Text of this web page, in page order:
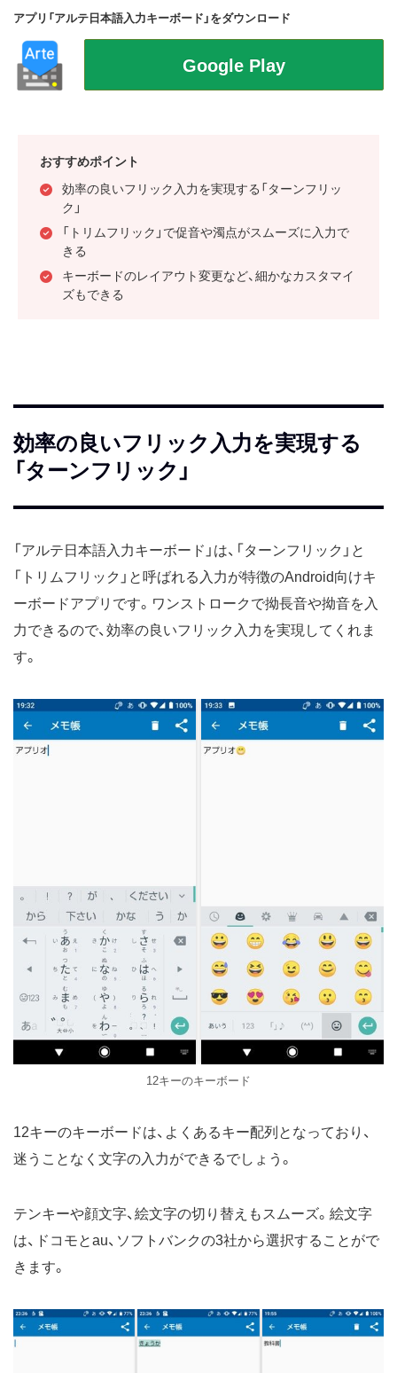
アプリ「アルテ日本語入力キーボード」をダウンロード
おすすめポイント
効率の良いフリック入力を実現する「ターンフリッ
ク」
「トリムフリック」で促音や濁点がスムーズに入力で
きる
キーボードのレイアウト変更など、細かなカスタマイ
ズもできる
効率の良いフリック入力を実現する
「ターンフリック」
「アルテ日本語入力キーボード」は、「ターンフリック」と
「トリムフリック」と呼ばれる入力が特徴のAndroid向けキ
ーボードアプリです。ワンストロークで拗長音や拗音を入
力できるので、効率の良いフリック入力を実現してくれま
す。
12キーのキーボード
12キーのキーボードは、よくあるキー配列となっており、
迷うことなく文字の入力ができるでしょう。
テンキーや顔文字、絵文字の切り替えもスムーズ。絵文字
は、ドコモとau、ソフトバンクの3社から選択することがで
きます。